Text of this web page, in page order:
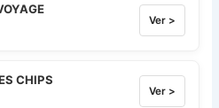
Ver >
CHIPS
Ver >